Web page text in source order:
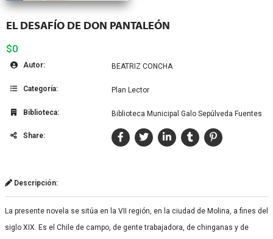
EL DESAFÍO DE DON PANTALEÓN
$0
Autor: BEATRIZ CONCHA
Categoría: Plan Lector
Biblioteca: Biblioteca Municipal Galo Sepúlveda Fuentes
Share:
Descripción:
La presente novela se sitúa en la VII región, en la ciudad de Molina, a fines del
siglo XIX. Es el Chile de campo, de gente trabajadora, de chinganas y de